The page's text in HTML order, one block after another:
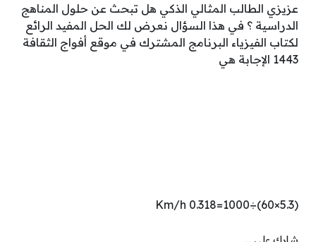
عزيزي الطالب المثالي الذكي هل تبحث عن حلول المناهج
الدراسية ؟ في هذا السؤال نعرض لك الحل المفيد الرائع
لكتاب الفيزياء البرنامج المشترك في موقع أفواج الثقافة
1443 الإجابة هي
(5.3×60)÷1000=0.318 Km/h